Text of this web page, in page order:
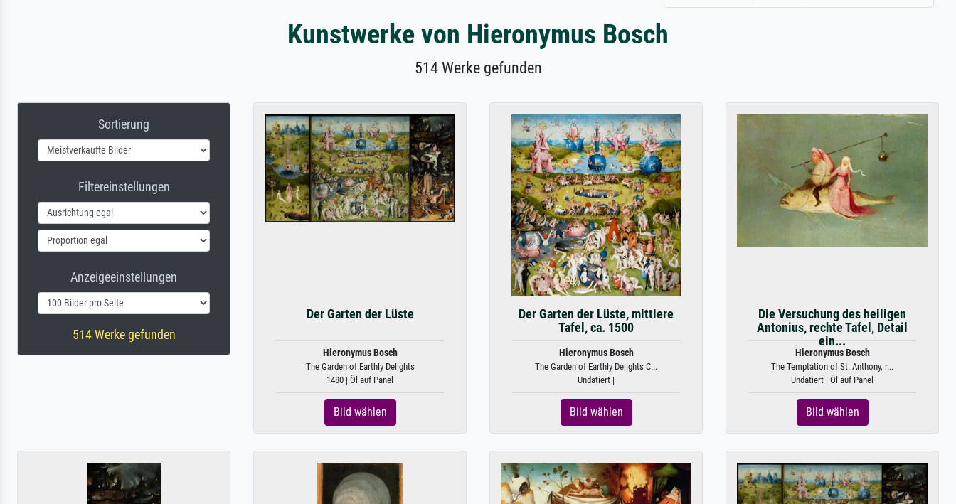
Kunstwerke von Hieronymus Bosch
514 Werke gefunden
Sortierung
Filtereinstellungen
Anzeigeeinstellungen
514 Werke gefunden
Der Garten der Lüste
Hieronymus Bosch
The Garden of Earthly Delights
1480 | Öl auf Panel
Bild wählen
Der Garten der Lüste, mittlere
Tafel, ca. 1500
Hieronymus Bosch
The Garden of Earthly Delights C...
Undatiert |
Bild wählen
Die Versuchung des heiligen
Antonius, rechte Tafel, Detail
ein...
Hieronymus Bosch
The Temptation of St. Anthony, r...
Undatiert | Öl auf Panel
Bild wählen